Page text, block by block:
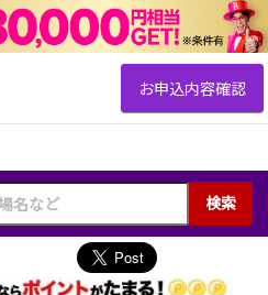
検索